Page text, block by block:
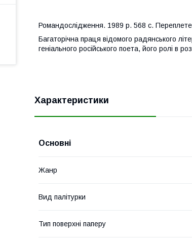
Романдослідження. 1989 р. 568 с.
Багаторічна праця відомого радянського
геніального російського поета, його ролі в
Характеристики
Основні
Жанр
Вид палітурки
Тип поверхні паперу